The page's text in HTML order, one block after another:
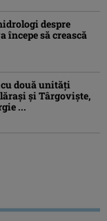
despre
începe să crească
două unități
și Târgoviște,
...